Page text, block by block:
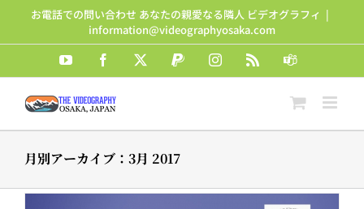
content
お電話での問い合わせ あなたの親愛なる隣人 ビデオグラフィ |
information@videographyosaka.com
YouTube Facebook PayPalInstagram Teams
月別アーカイブ： 3月 2017